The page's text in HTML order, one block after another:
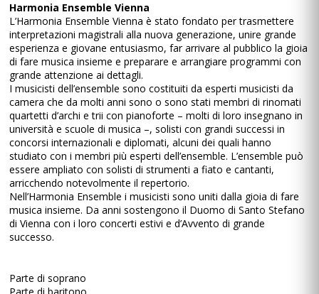
Harmonia Ensemble Vienna
L’Harmonia Ensemble Vienna è stato fondato per trasmettere
interpretazioni magistrali alla nuova generazione, unire grande
esperienza e giovane entusiasmo, far arrivare al pubblico la gioia
di fare musica insieme e preparare e arrangiare programmi con
grande attenzione ai dettagli.
I musicisti dell’ensemble sono costituiti da esperti musicisti da
camera che da molti anni sono o sono stati membri di rinomati
quartetti d’archi e trii con pianoforte – molti di loro insegnano in
università e scuole di musica –, solisti con grandi successi in
concorsi internazionali e diplomati, alcuni dei quali hanno
studiato con i membri più esperti dell’ensemble. L’ensemble può
essere ampliato con solisti di strumenti a fiato e cantanti,
arricchendo notevolmente il repertorio.
Nell’Harmonia Ensemble i musicisti sono uniti dalla gioia di fare
musica insieme. Da anni sostengono il Duomo di Santo Stefano
di Vienna con i loro concerti estivi e d’Avvento di grande
successo.
Parte di soprano